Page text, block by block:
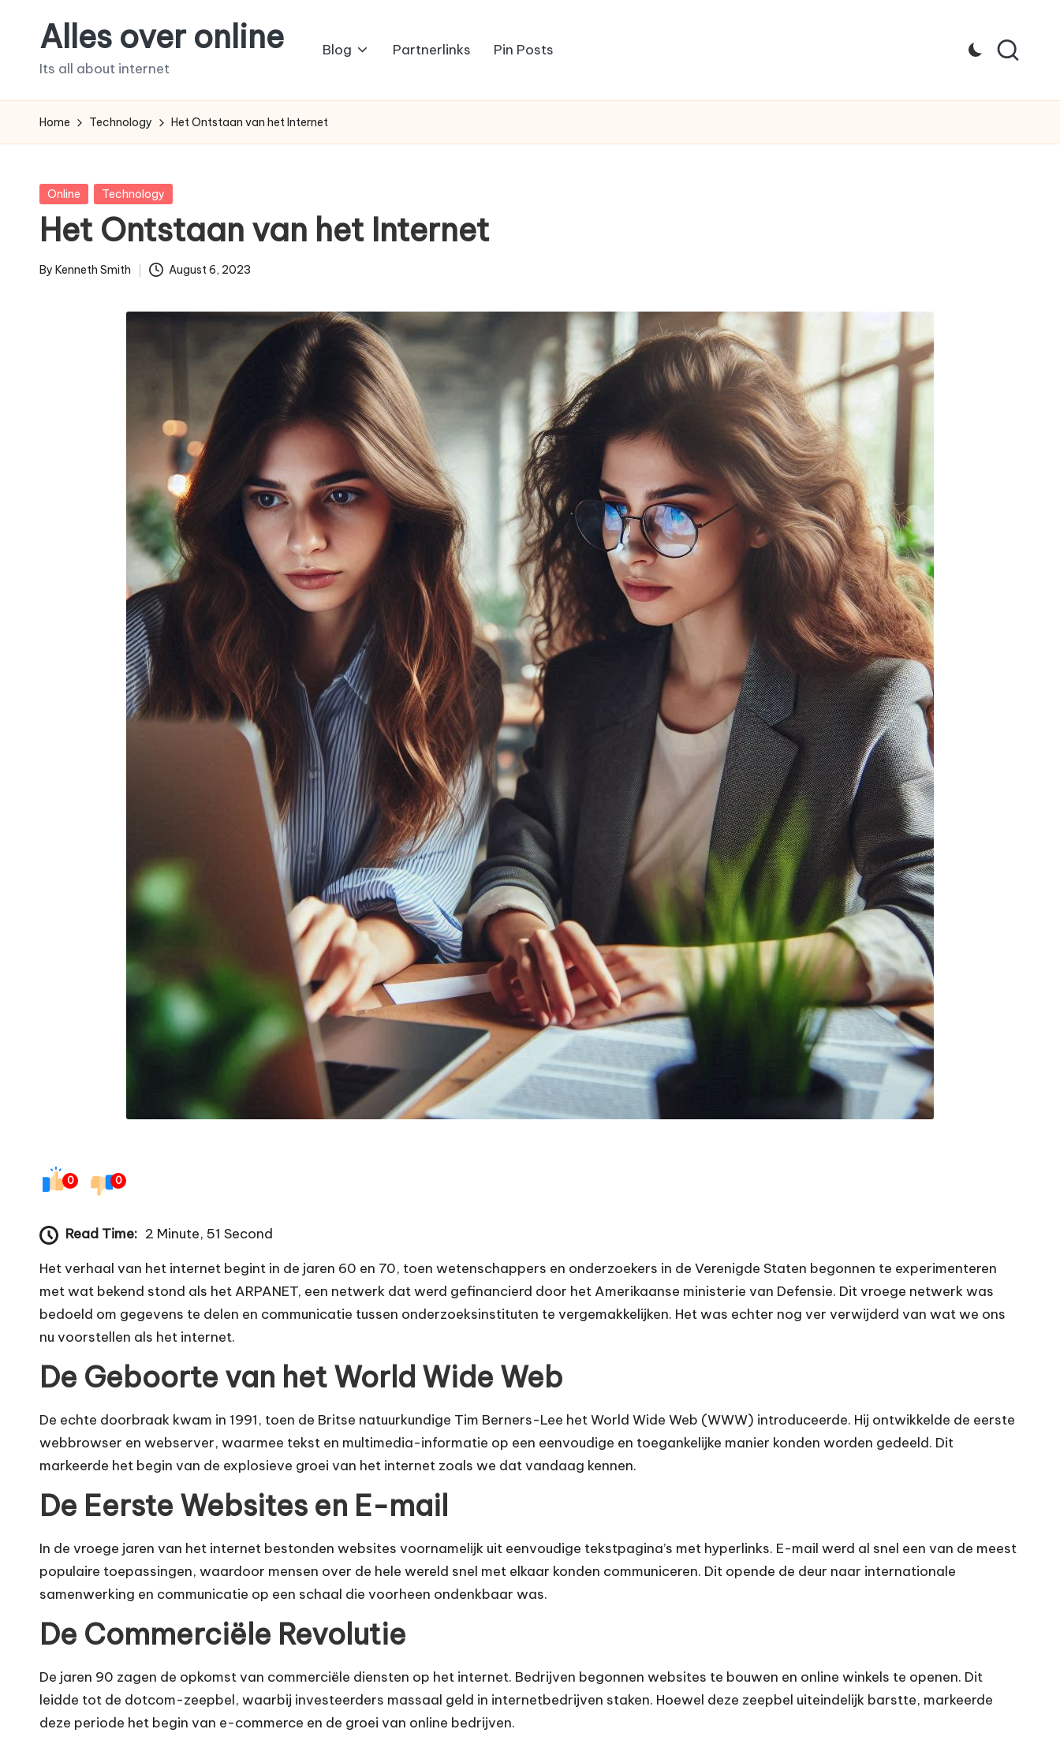
Alles over online
Its all about internet
Blog Partnerlinks Pin Posts
Home Technology Het Ontstaan van het Internet
Posted
Online Technology
Het Ontstaan van het Internet
Posted
By Kenneth Smith August 6, 2023
0 0
Read Time: 2 Minute, 51 Second
Het verhaal van het internet begint in de jaren 60 en 70, toen wetenschappers en onderzoekers in de Verenigde Staten begonnen te experimenteren
met wat bekend stond als het ARPANET, een netwerk dat werd gefinancierd door het Amerikaanse ministerie van Defensie. Dit vroege netwerk was
bedoeld om gegevens te delen en communicatie tussen onderzoeksinstituten te vergemakkelijken. Het was echter nog ver verwijderd van wat we ons
nu voorstellen als het internet.
De Geboorte van het World Wide Web
De echte doorbraak kwam in 1991, toen de Britse natuurkundige Tim Berners-Lee het World Wide Web (WWW) introduceerde. Hij ontwikkelde de eerste
webbrowser en webserver, waarmee tekst en multimedia-informatie op een eenvoudige en toegankelijke manier konden worden gedeeld. Dit
markeerde het begin van de explosieve groei van het internet zoals we dat vandaag kennen.
De Eerste Websites en E-mail
In de vroege jaren van het internet bestonden websites voornamelijk uit eenvoudige tekstpagina’s met hyperlinks. E-mail werd al snel een van de meest
populaire toepassingen, waardoor mensen over de hele wereld snel met elkaar konden communiceren. Dit opende de deur naar internationale
samenwerking en communicatie op een schaal die voorheen ondenkbaar was.
De Commerciële Revolutie
De jaren 90 zagen de opkomst van commerciële diensten op het internet. Bedrijven begonnen websites te bouwen en online winkels te openen. Dit
leidde tot de dotcom-zeepbel, waarbij investeerders massaal geld in internetbedrijven staken. Hoewel deze zeepbel uiteindelijk barstte, markeerde
deze periode het begin van e-commerce en de groei van online bedrijven.